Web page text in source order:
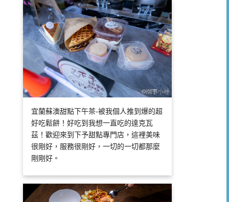
宜蘭蘇澳甜點下午茶-被我個人推到爆的超
好吃鬆餅！好吃到我想一直吃的達克瓦
茲！歡迎來到下予甜點專門店，這裡美味
很剛好，服務很剛好，一切的一切都那麼
剛剛好。